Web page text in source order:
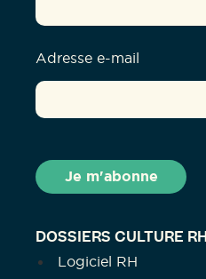
DOSSIERS CULTURE RH
Logiciel RH
Adresse e-mail